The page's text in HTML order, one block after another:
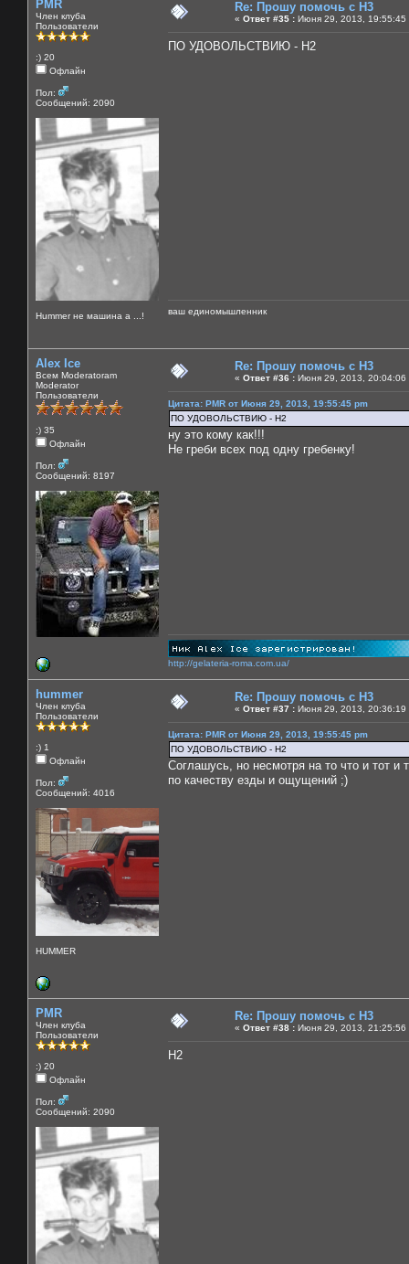
PMR
Член клуба
Пользователи
:) 20
Офлайн
Пол:
Сообщений: 2090
Нummer не машина а ...!
Re: Прошу помочь с Н3
« Ответ #35 : Июня 29, 2013, 19:55:45
ПО УДОВОЛЬСТВИЮ - Н2
ваш единомышленник
Alex Ice
Всем Moderatoram
Moderator
Пользователи
:) 35
Офлайн
Пол:
Сообщений: 8197
Re: Прошу помочь с Н3
« Ответ #36 : Июня 29, 2013, 20:04:06
Цитата: PMR от Июня 29, 2013, 19:55:45 pm
ПО УДОВОЛЬСТВИЮ - Н2
ну это кому как!!!
Не греби всех под одну гребенку!
http://gelateria-roma.com.ua/
hummer
Член клуба
Пользователи
:) 1
Офлайн
Пол:
Сообщений: 4016
HUMMER
Re: Прошу помочь с Н3
« Ответ #37 : Июня 29, 2013, 20:36:19
Цитата: PMR от Июня 29, 2013, 19:55:45 pm
ПО УДОВОЛЬСТВИЮ - Н2
Соглашусь, но несмотря на то что и тот
по качеству езды и ощущений ;)
PMR
Член клуба
Пользователи
:) 20
Офлайн
Пол:
Сообщений: 2090
Re: Прошу помочь с Н3
« Ответ #38 : Июня 29, 2013, 21:25:56
Н2